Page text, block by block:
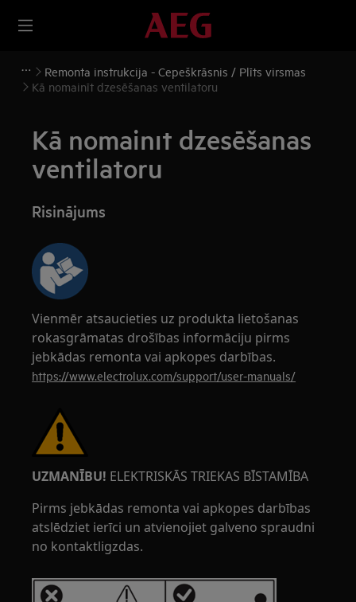
Remonta instrukcija - Cepeškrāsnis / Plīts virsmas
Kā nomainīt dzesēšanas ventilatoru
Kā nomainīt dzesēšanas
ventilatoru
Risinājums
Vienmēr atsaucieties uz produkta lietošanas
rokasgrāmatas drošības informāciju pirms
jebkādas remonta vai apkopes darbības.
https://www.electrolux.com/support/user-manuals/
UZMANĪBU! ELEKTRISKĀS TRIEKAS BĪSTAMĪBA
Pirms jebkādas remonta vai apkopes darbības
atslēdziet ierīci un atvienojiet galveno spraudni
no kontaktligzdas.